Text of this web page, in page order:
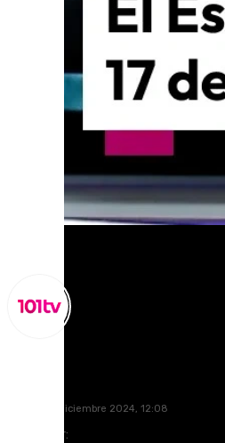
martes, 17 diciembre 2024, 12:08
Compartir: